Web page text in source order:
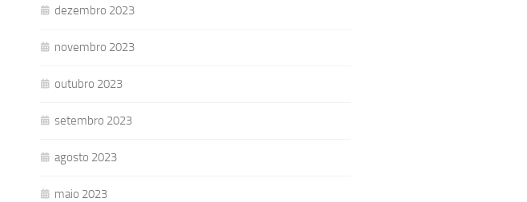
dezembro 2023
novembro 2023
outubro 2023
setembro 2023
agosto 2023
maio 2023